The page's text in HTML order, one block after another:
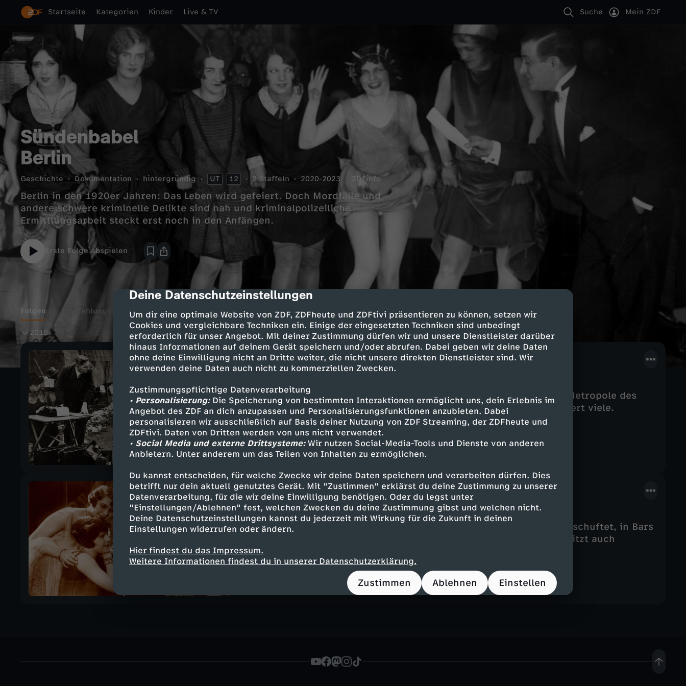
cmp-dialog-description
Deine Datenschutzeinstellungen
Um dir eine optimale Website von ZDF, ZDFheute und ZDFtivi präsentieren zu können, setzen wir
Cookies und vergleichbare Techniken ein. Einige der eingesetzten Techniken sind unbedingt
erforderlich für unser Angebot. Mit deiner Zustimmung dürfen wir und unsere Dienstleister darüber
hinaus Informationen auf deinem Gerät speichern und/oder abrufen. Dabei geben wir deine Daten
ohne deine Einwilligung nicht an Dritte weiter, die nicht unsere direkten Dienstleister sind. Wir
verwenden deine Daten auch nicht zu kommerziellen Zwecken.
Zustimmungspflichtige Datenverarbeitung
• Personalisierung:Die Speicherung von bestimmten Interaktionen ermöglicht uns, dein Erlebnis im
Angebot des ZDF an dich anzupassen und Personalisierungsfunktionen anzubieten. Dabei
personalisieren wir ausschließlich auf Basis deiner Nutzung von ZDF Streaming, der ZDFheute und
ZDFtivi. Daten von Dritten werden von uns nicht verwendet.
• Social Media und externe Drittsysteme:Wir nutzen Social-Media-Tools und Dienste von anderen
Anbietern. Unter anderem um das Teilen von Inhalten zu ermöglichen.
Du kannst entscheiden, für welche Zwecke wir deine Daten speichern und verarbeiten dürfen. Dies
betrifft nur dein aktuell genutztes Gerät. Mit "Zustimmen" erklärst du deine Zustimmung zu unserer
Datenverarbeitung, für die wir deine Einwilligung benötigen. Oder du legst unter
"Einstellungen/Ablehnen" fest, welchen Zwecken du deine Zustimmung gibst und welchen nicht.
Deine Datenschutzeinstellungen kannst du jederzeit mit Wirkung für die Zukunft in deinen
Einstellungen widerrufen oder ändern.
Hier findest du das Impressum.
Weitere Informationen findest du in unserer Datenschutzerklärung.
Zustimmen Ablehnen Einstellen
Startseite Kategorien Kinder Live & TV Suche Mein ZDF
Sündenbabel
Berlin
Geschichte Dokumentation hintergründig UT 12 2 Staffeln 2020-2023 ZDFinfo
Berlin in den 1920er Jahren: Das Leben wird gefeiert. Doch Mordfälle und
andere schwere kriminelle Delikte sind nah und kriminalpolizeiliche
Ermittlungsarbeit steckt erst noch in den Anfängen.
Erste Folge abspielen
Folgen Empfehlungen Details
2018
2
Folge 3
Utopie und Untergang
Berlin in den 20ern: Es ist eine der größten Städte der Welt, eine Metropole des
Exzesses und des Fortschritts. Die Unterwelt blüht auf und fasziniert viele.
Folge 4
Traumfabrik und Todesengel
44 Min. 2020 UT 12
Die goldenen Jahre in Berlin: In großen Fabriken wird tagsüber geschuftet, in Bars
und Varietés wird nachts gefeiert. Aber das Leben in der Stadt besitzt auch
Schattenseiten.